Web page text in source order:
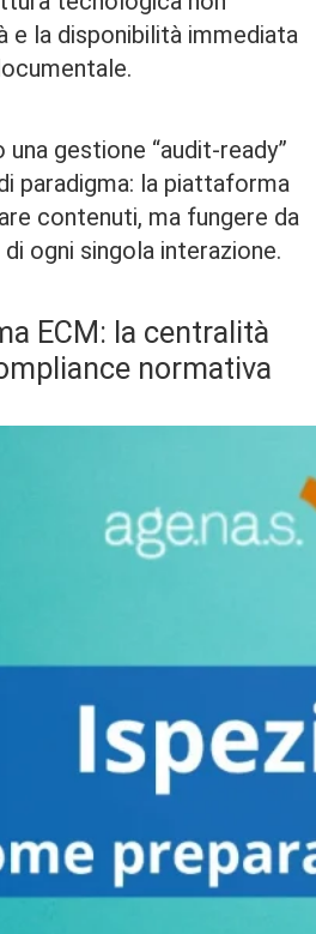
e la disponibilità immediata
gestione “audit-ready”
paradigma: la piattaforma
contenuti, ma fungere da
ogni singola interazione.
ECM: la centralità
normativa